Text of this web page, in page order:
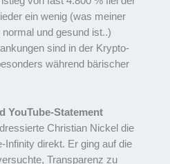
ein wenig (was meiner
und gesund ist..)
sind in der Krypto-
während bärischer
YouTube-Statement
Christian Nickel die
Infinity direkt. Er ging auf die
Transparenz zu